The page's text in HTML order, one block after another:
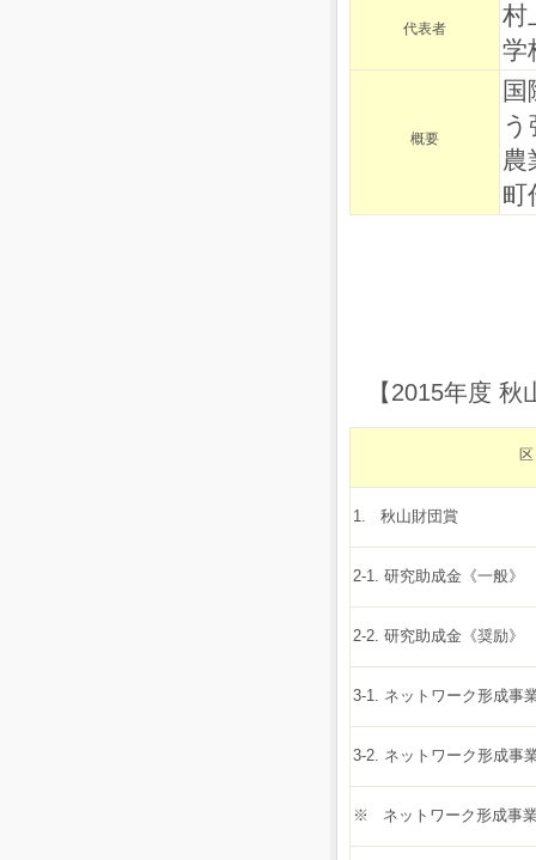
代表者
村
学
概要
農
町
【2015年度
1. 秋山財団賞
2-1. 研究助成金《一般》
2-2. 研究助成金《奨励》
3-1. ネットワーク形成事
3-2. ネットワーク形成事
※ ネットワーク形成事